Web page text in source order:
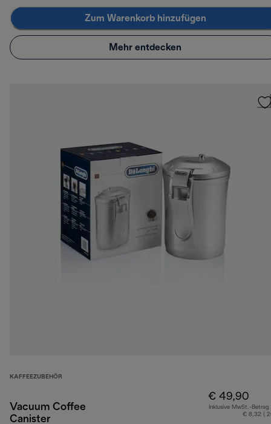
Zum Warenkorb hinzufügen
Mehr entdecken
KAFFEEZUBEHÖR
Vacuum Coffee
Canister
€ 49,90
Inklusive MwSt.-Betrag
€ 8,32 (